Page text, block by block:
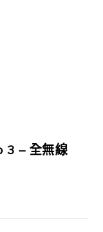
3 – 全無線